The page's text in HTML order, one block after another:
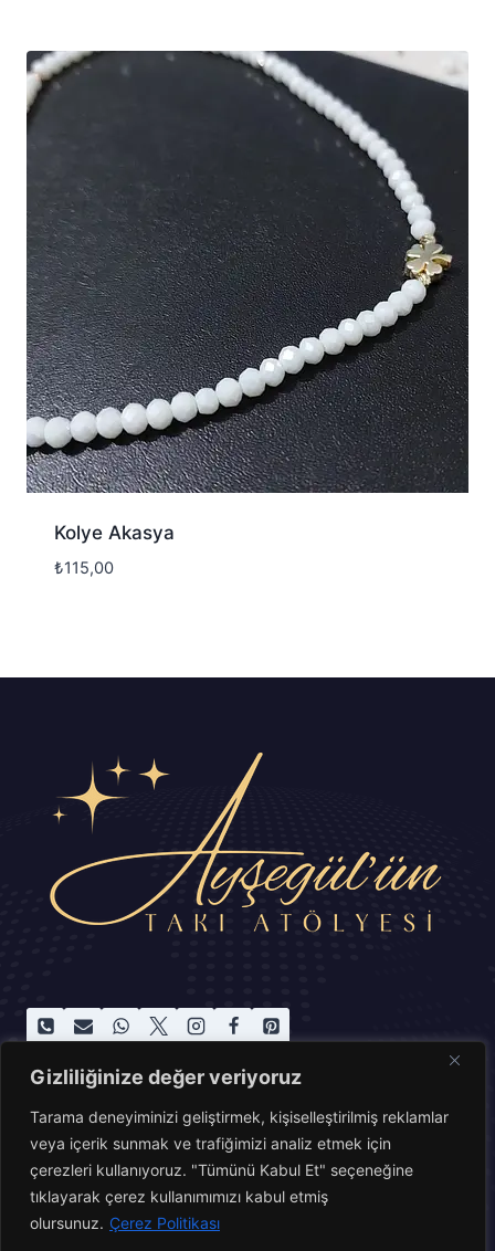
Gizliliğinize değer veriyoruz
Tarama deneyiminizi geliştirmek, kişiselleştirilmiş reklamlar
veya içerik sunmak ve trafiğimizi analiz etmek için
çerezleri kullanıyoruz. "Tümünü Kabul Et" seçeneğine
tıklayarak çerez kullanımımızı kabul etmiş
olursunuz. Çerez Politikası
Kolye Akasya
₺115,00
Ana Sayfa Mağaza Hakkında
© 2026 Ayşegül'ün Takı Atölyesi tüm hakları
saklıdır.